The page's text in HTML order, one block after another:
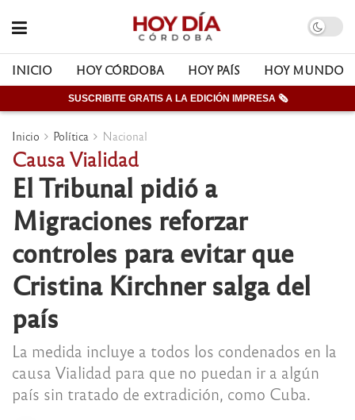
INICIO HOY CÓRDOBA HOY PAÍS HOY MUNDO
SUSCRIBITE GRATIS A LA EDICIÓN IMPRESA 🗞
Inicio Política Nacional
Causa Vialidad
El Tribunal pidió a
Migraciones reforzar
controles para evitar que
Cristina Kirchner salga del
país
La medida incluye a todos los condenados en la
causa Vialidad para que no puedan ir a algún
país sin tratado de extradición, como Cuba.